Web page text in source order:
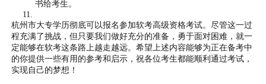
书给考生。
杭州市大专学历彻底可以报名参加软考高级资格考试。尽管这一过
程充满了挑战，但只要我们做好充分的准备，勇于面对困难，就一
定能够在软考这条路上越走越远。希望上述内容能够为正在备考中
的你提供一些有用的参考和启示，祝各位考生都能顺利通过考试，
实现自己的梦想！